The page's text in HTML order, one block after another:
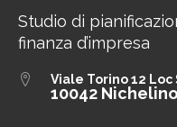
Studio di
finanza d’impresa
Viale Torino 12 Loc
10042